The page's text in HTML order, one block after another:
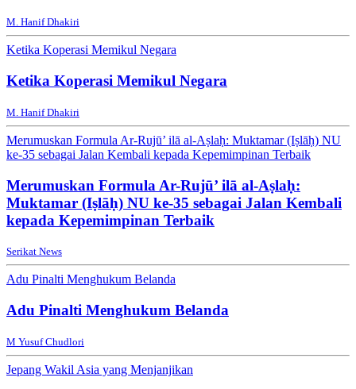
M. Hanif Dhakiri
Ketika Koperasi Memikul Negara
Ketika Koperasi Memikul Negara
M. Hanif Dhakiri
Merumuskan Formula Ar-Rujū’ ilā al-Aṣlaḥ: Muktamar (Iṣlāḥ) NU
ke-35 sebagai Jalan Kembali kepada Kepemimpinan Terbaik
Merumuskan Formula Ar-Rujū’ ilā al-Aṣlaḥ:
Muktamar (Iṣlāḥ) NU ke-35 sebagai Jalan Kembali
kepada Kepemimpinan Terbaik
Serikat News
Adu Pinalti Menghukum Belanda
Adu Pinalti Menghukum Belanda
M Yusuf Chudlori
Jepang Wakil Asia yang Menjanjikan